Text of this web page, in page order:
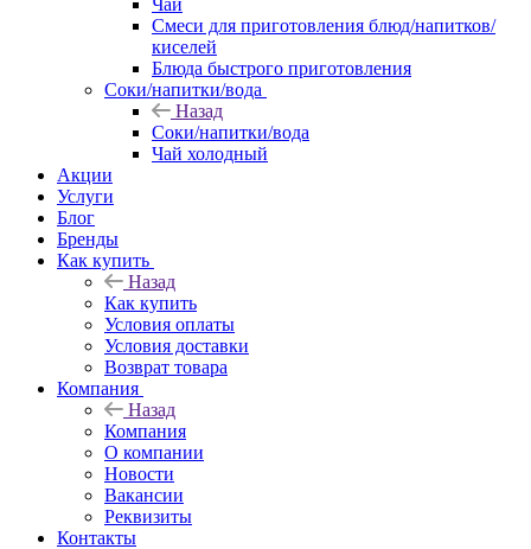
Чай
Смеси для приготовления блюд/напитков/
киселей
Блюда быстрого приготовления
Соки/напитки/вода
Назад
Соки/напитки/вода
Чай холодный
Акции
Услуги
Блог
Бренды
Как купить
Назад
Как купить
Условия оплаты
Условия доставки
Возврат товара
Компания
Назад
Компания
О компании
Новости
Вакансии
Реквизиты
Контакты